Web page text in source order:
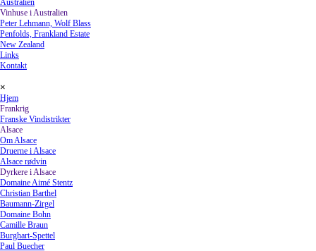
Australien
Vinhuse i Australien
Peter Lehmann, Wolf Blass
Penfolds, Frankland Estate
New Zealand
Links
Kontakt
×
Hjem
Frankrig
Franske Vindistrikter
Alsace
Om Alsace
Druerne i Alsace
Alsace rødvin
Dyrkere i Alsace
Domaine Aimé Stentz
Christian Barthel
Baumann-Zirgel
Domaine Bohn
Camille Braun
Burghart-Spettel
Paul Buecher